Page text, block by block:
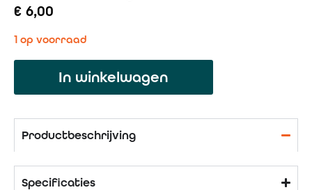
€ 6,00
1 op voorraad
In winkelwagen
Productbeschrijving
Specificaties